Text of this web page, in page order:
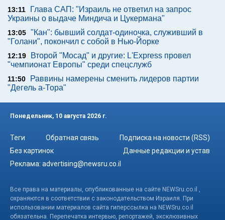
13:11
Глава САП: "Израиль не ответил на запрос
Украины о выдаче Миндича и Цукермана"
13:05 "Кан": бывший солдат-одиночка, служивший в
"Голани", покончил с собой в Нью-Йорке
12:19
Второй "Мосад" и другие: L'Express провел
"чемпионат Европы" среди спецслужб
11:50
Раввины намерены сменить лидеров партии
"Дегель а-Тора"
Понедельник, 10 августа 2026 г.
Теги Обратная связь
Подписка на новости (RSS)
Без картинок
Данные редакции и устав
Реклама: advertising@newsru.co.il
Все права на материалы, опубликованные на сайте NEWSru.co.il ,
охраняются в соответствии с законодательством Израиля. При
использовании материалов сайта гиперссылка на NEWSru.co.il
обязательна. Перепечатка интервью, репортажей, эксклюзивных